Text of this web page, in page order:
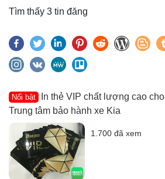
Tìm thấy 3 tin đăng
Nổi bật
In thẻ VIP chất lượng cao
Trung tâm bảo hành xe Kia
1.700 đã xem